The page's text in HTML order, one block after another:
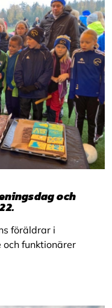
och
föräldrar i
och funktionärer